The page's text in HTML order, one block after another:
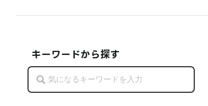
キーワードから探す